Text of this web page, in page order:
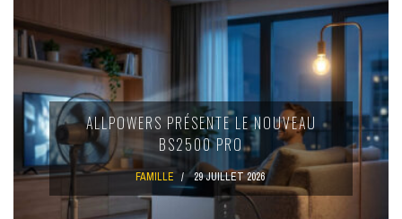
ALLPOWERS PRÉSENTE LE NOUVEAU
BS2500 PRO
FAMILLE 29 JUILLET 2026